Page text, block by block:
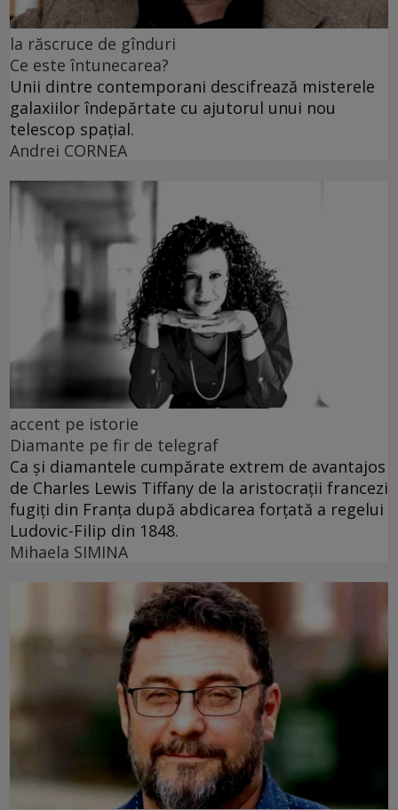
la răscruce de gînduri
Ce este întunecarea?
Unii dintre contemporani descifrează misterele
galaxiilor îndepărtate cu ajutorul unui nou
telescop spațial.
Andrei CORNEA
accent pe istorie
Diamante pe fir de telegraf
Ca și diamantele cumpărate extrem de avantajos
de Charles Lewis Tiffany de la aristocrații francezi
fugiți din Franța după abdicarea forțată a regelui
Ludovic-Filip din 1848.
Mihaela SIMINA